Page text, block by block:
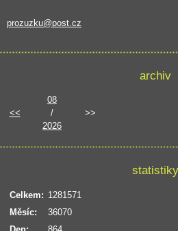
prozuzku@post.cz
archiv
<<
08
/
2026
>>
statistiky
Celkem: 1281571
Měsíc:
36070